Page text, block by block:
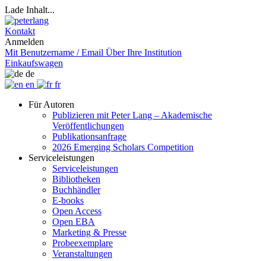
Lade Inhalt...
Kontakt
Anmelden
Mit Benutzername / Email Über Ihre Institution
Einkaufswagen
de
en
fr
Für Autoren
Publizieren mit Peter Lang – Akademische
Veröffentlichungen
Publikationsanfrage
2026 Emerging Scholars Competition
Serviceleistungen
Serviceleistungen
Bibliotheken
Buchhändler
E-books
Open Access
Open EBA
Marketing & Presse
Probeexemplare
Veranstaltungen